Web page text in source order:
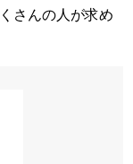
さんの人が求め